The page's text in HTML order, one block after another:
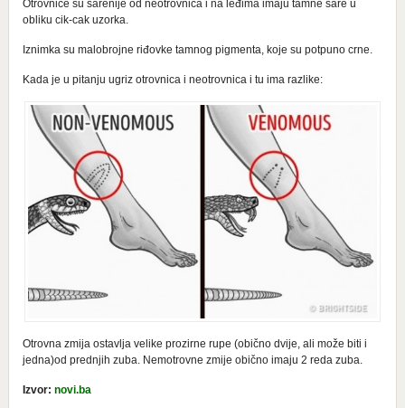
Otrovnice su šarenije od neotrovnica i na leđima imaju tamne šare u
obliku cik-cak uzorka.
Iznimka su malobrojne riđovke tamnog pigmenta, koje su potpuno crne.
Kada je u pitanju ugriz otrovnica i neotrovnica i tu ima razlike:
Otrovna zmija ostavlja velike prozirne rupe (obično dvije, ali može biti i
jedna)od prednjih zuba. Nemotrovne zmije obično imaju 2 reda zuba.
Izvor: novi.ba